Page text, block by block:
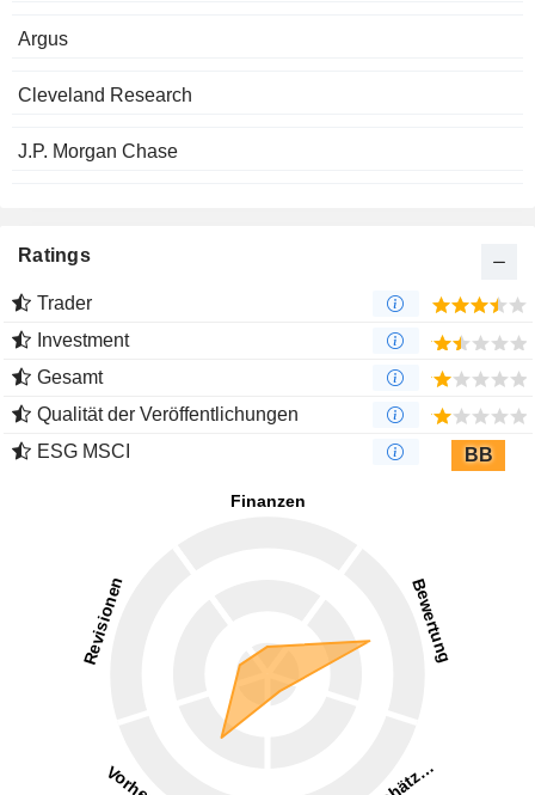
Argus
Cleveland Research
J.P. Morgan Chase
Ratings
Trader
Investment
Gesamt
Qualität der Veröffentlichungen
ESG MSCI
BB